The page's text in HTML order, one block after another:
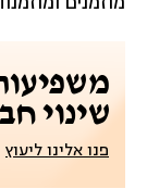
שינוי
פנו אלינו ליעוץ